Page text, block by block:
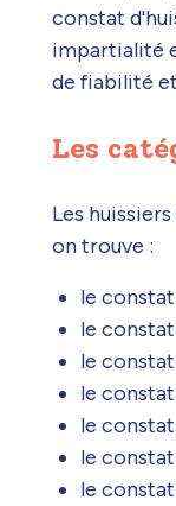
constat
impartialité
de fiabilité
Les
Les
on trouve :
le
le
le
le
le
le
le